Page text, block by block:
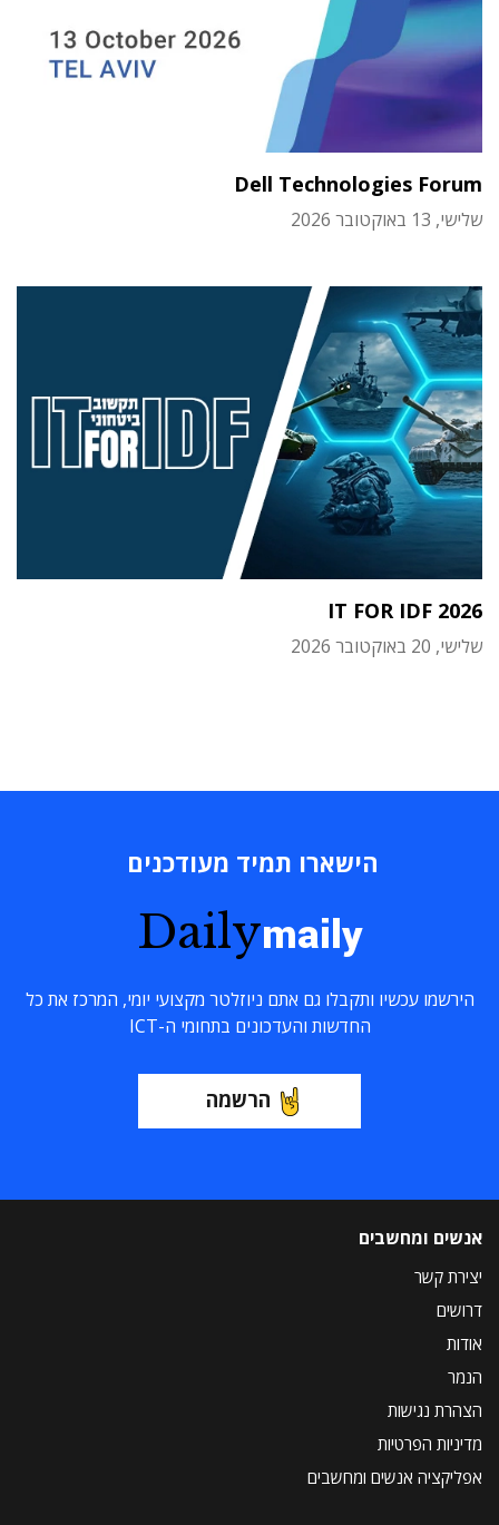
Dell Technologies Forum
שלישי, 13 באוקטובר 2026
IT FOR IDF 2026
שלישי, 20 באוקטובר 2026
הישארו תמיד מעודכנים
Dailymaily
הירשמו עכשיו ותקבלו גם אתם ניוזלטר מקצועי יומי, המרכז את כל
החדשות והעדכונים בתחומי ה-ICT
הרשמה
אנשים ומחשבים
יצירת קשר
דרושים
אודות
הנמר
הצהרת נגישות
מדיניות הפרטיות
אפליקציה אנשים ומחשבים